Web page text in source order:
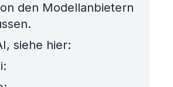
den Modellanbietern
siehe hier: